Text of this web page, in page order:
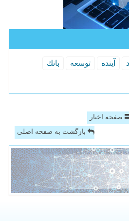
آینده توسعه
بانك
صفحه اخبار
بازگشت به صفحه اصلی